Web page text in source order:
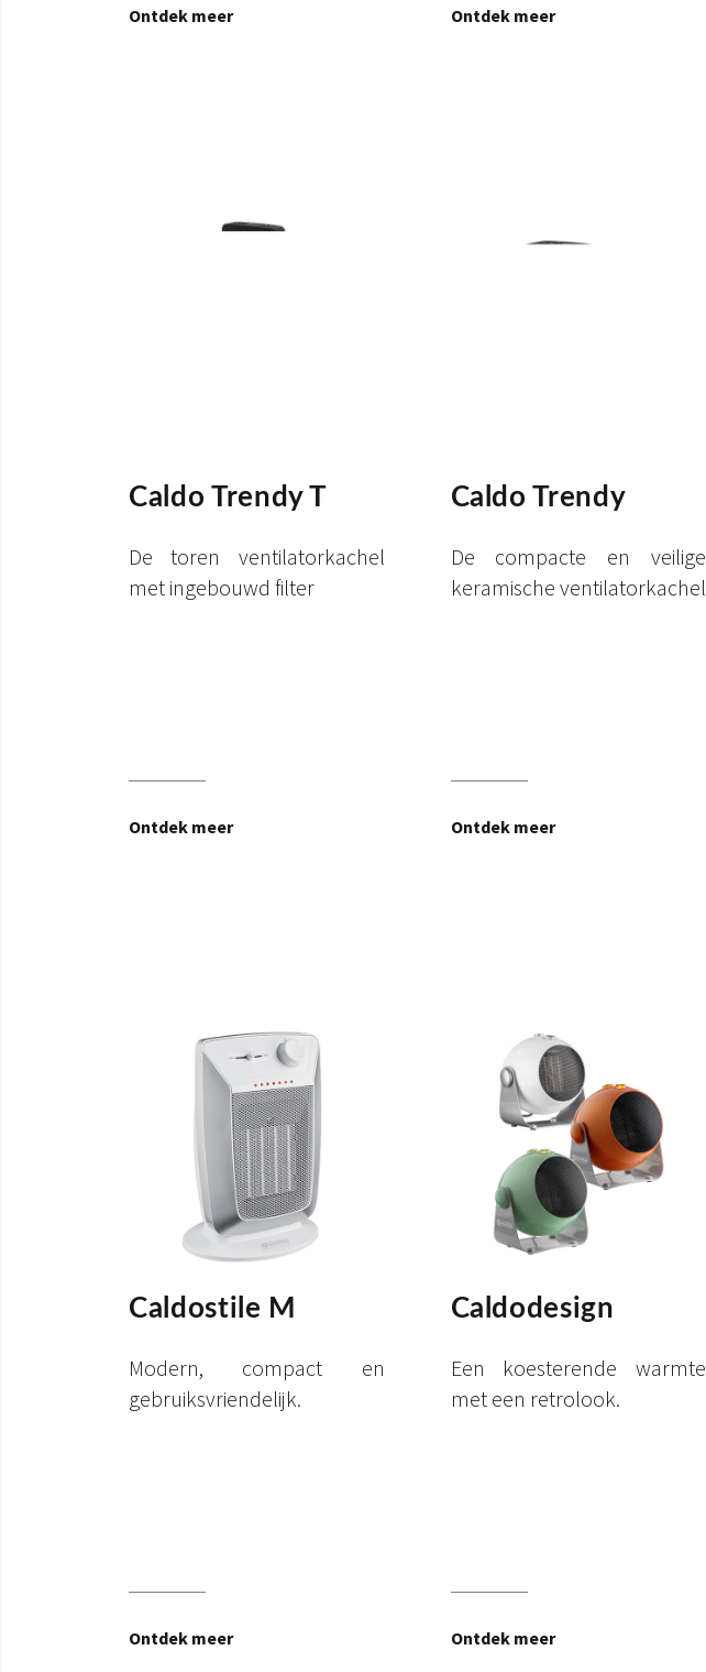
Ontdek meer Ontdek meer
Caldo Trendy T
De toren ventilatorkachel
met ingebouwd filter
Ontdek meer
Caldo Trendy
De compacte en veilige
keramische ventilatorkachel
Ontdek meer
Caldostile M
Modern, compact en
gebruiksvriendelijk.
Ontdek meer
Caldodesign
Een koesterende warmte
met een retrolook.
Ontdek meer